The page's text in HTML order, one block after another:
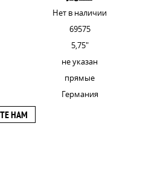
Нет в наличии
69575
5,75"
не указан
прямые
Германия
НАМ